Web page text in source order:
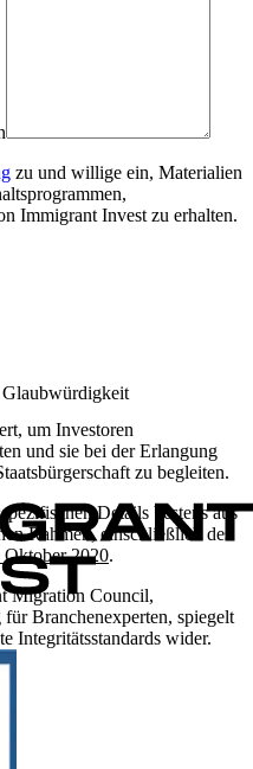
zu und willige ein, Materialien
Immigrant Invest zu erhalten.
Glaubwürdigkeit
um Investoren
und sie bei der Erlangung
zu begleiten.
Details bestens aus
Rahmen, einschließlich des
2020.
Migration Council,
Branchenexperten, spiegelt
Integritätsstandards wider.